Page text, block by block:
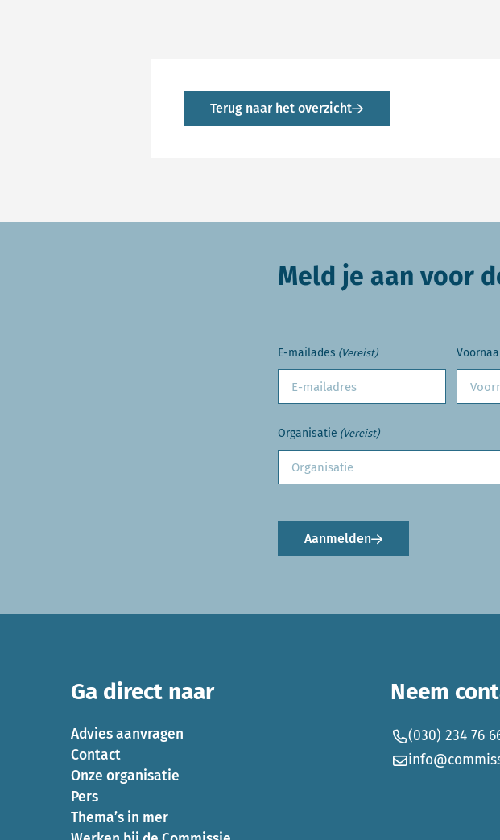
Terug naar het overzicht
Meld je aan voor
E-mailades (Vereist)
Organisatie (Vereist)
Aanmelden
Ga direct naar
Advies aanvragen
Contact
Onze organisatie
Pers
Thema’s in mer
Neem
(030) 234 76